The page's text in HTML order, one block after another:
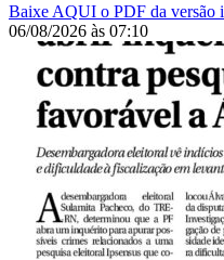
Baixe AQUI o PDF da versão
06/08/2026 às 07:10